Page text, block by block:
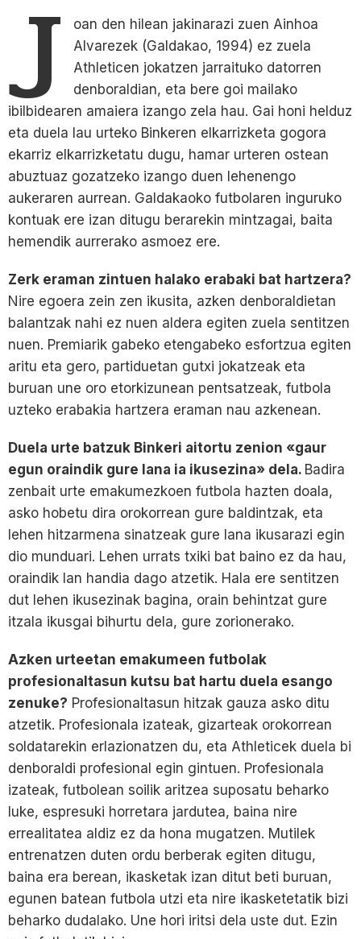
J
oan den hilean jakinarazi zuen Ainhoa
Alvarezek (Galdakao, 1994) ez zuela
Athleticen jokatzen jarraituko datorren
denboraldian, eta bere goi mailako
ibilbidearen amaiera izango zela hau. Gai honi helduz
eta duela lau urteko Binkeren elkarrizketa gogora
ekarriz elkarrizketatu dugu, hamar urteren ostean
abuztuaz gozatzeko izango duen lehenengo
aukeraren aurrean. Galdakaoko futbolaren inguruko
kontuak ere izan ditugu berarekin mintzagai, baita
hemendik aurrerako asmoez ere.
Zerk eraman zintuen halako erabaki bat hartzera?
Nire egoera zein zen ikusita, azken denboraldietan
balantzak nahi ez nuen aldera egiten zuela sentitzen
nuen. Premiarik gabeko etengabeko esfortzua egiten
aritu eta gero, partiduetan gutxi jokatzeak eta
buruan une oro etorkizunean pentsatzeak, futbola
uzteko erabakia hartzera eraman nau azkenean.
Duela urte batzuk Binkeri aitortu zenion «gaur
egun oraindik gure lana ia ikusezina» dela. Badira
zenbait urte emakumezkoen futbola hazten doala,
asko hobetu dira orokorrean gure baldintzak, eta
lehen hitzarmena sinatzeak gure lana ikusarazi egin
dio munduari. Lehen urrats txiki bat baino ez da hau,
oraindik lan handia dago atzetik. Hala ere sentitzen
dut lehen ikusezinak bagina, orain behintzat gure
itzala ikusgai bihurtu dela, gure zorionerako.
Azken urteetan emakumeen futbolak
profesionaltasun kutsu bat hartu duela esango
zenuke? Profesionaltasun hitzak gauza asko ditu
atzetik. Profesionala izateak, gizarteak orokorrean
soldatarekin erlazionatzen du, eta Athleticek duela bi
denboraldi profesional egin gintuen. Profesionala
izateak, futbolean soilik aritzea suposatu beharko
luke, espresuki horretara jardutea, baina nire
errealitatea aldiz ez da hona mugatzen. Mutilek
entrenatzen duten ordu berberak egiten ditugu,
baina era berean, ikasketak izan ditut beti buruan,
egunen batean futbola utzi eta nire ikasketetatik bizi
beharko dudalako. Une hori iritsi dela uste dut. Ezin